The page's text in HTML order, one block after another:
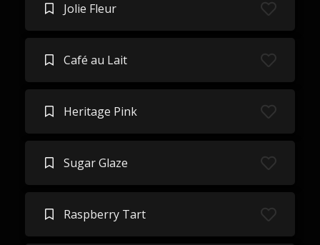
Jolie Fleur
Café au Lait
Heritage Pink
Sugar Glaze
Raspberry Tart